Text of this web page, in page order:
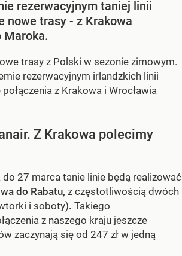
rezerwacyjnym taniej linii
nowe trasy - z Krakowa
Maroka.
trasy z Polski w sezonie zimowym.
rezerwacyjnym irlandzkich linii
z Krakowa i Wrocławia
Z Krakowa polecimy
do 27 marca tanie linie będą realizować
do Rabatu, z częstotliwością dwóch
i soboty). Takiego
z naszego kraju jeszcze
zaczynają się od 247 zł w jedną